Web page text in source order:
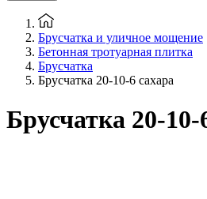
Брусчатка и уличное мощение
Бетонная тротуарная плитка
Брусчатка
Брусчатка 20-10-6 сахара
Брусчатка 20-10-